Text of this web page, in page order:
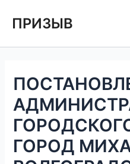
ПРИЗЫВ
ГОРОД
по